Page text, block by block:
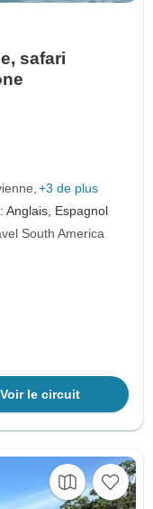
safari
+3 de plus
Anglais, Espagnol
South America
Voir le circuit